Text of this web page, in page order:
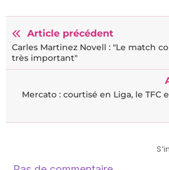
Article précédent
Carles Martinez Novell : "Le match
très important"
Mercato : courtisé en Liga, le TFC